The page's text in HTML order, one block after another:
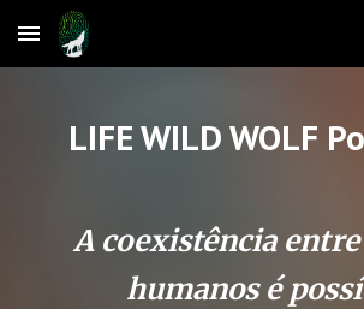
Skip to main content
LIFE WILD WOLF
A coexistência
humanos é